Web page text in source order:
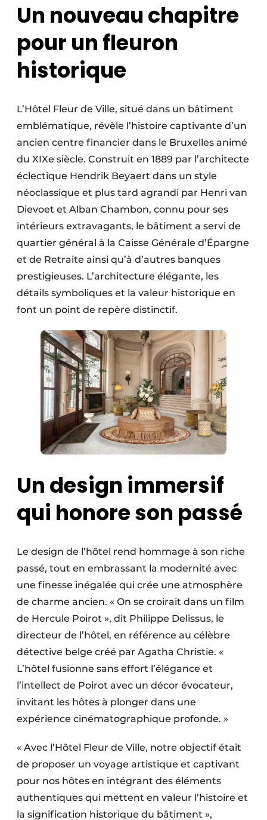
Un nouveau chapitre
pour un fleuron
historique
L’Hôtel Fleur de Ville, situé dans un bâtiment
emblématique, révèle l’histoire captivante d’un
ancien centre financier dans le Bruxelles animé
du XIXe siècle. Construit en 1889 par l’architecte
éclectique Hendrik Beyaert dans un style
néoclassique et plus tard agrandi par Henri van
Dievoet et Alban Chambon, connu pour ses
intérieurs extravagants, le bâtiment a servi de
quartier général à la Caisse Générale d’Épargne
et de Retraite ainsi qu’à d’autres banques
prestigieuses. L’architecture élégante, les
détails symboliques et la valeur historique en
font un point de repère distinctif.
Un design immersif
qui honore son passé
Le design de l’hôtel rend hommage à son riche
passé, tout en embrassant la modernité avec
une finesse inégalée qui crée une atmosphère
de charme ancien. « On se croirait dans un film
de Hercule Poirot », dit Philippe Delissus, le
directeur de l’hôtel, en référence au célèbre
détective belge créé par Agatha Christie. «
L’hôtel fusionne sans effort l’élégance et
l’intellect de Poirot avec un décor évocateur,
invitant les hôtes à plonger dans une
expérience cinématographique profonde. »
« Avec l’Hôtel Fleur de Ville, notre objectif était
de proposer un voyage artistique et captivant
pour nos hôtes en intégrant des éléments
authentiques qui mettent en valeur l’histoire et
la signification historique du bâtiment »,